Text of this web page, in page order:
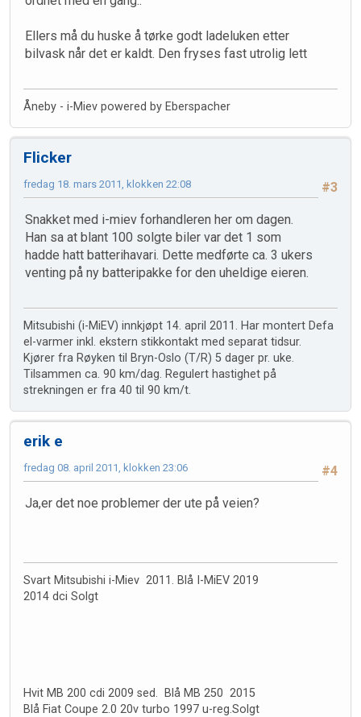
Ellers må du huske å tørke godt ladeluken etter
bilvask når det er kaldt. Den fryses fast utrolig lett
Åneby - i-Miev powered by Eberspacher
Flicker
#3
fredag 18. mars 2011, klokken 22:08
Snakket med i-miev forhandleren her om dagen.
Han sa at blant 100 solgte biler var det 1 som
hadde hatt batterihavari. Dette medførte ca. 3 ukers
venting på ny batteripakke for den uheldige eieren.
Mitsubishi (i-MiEV) innkjøpt 14. april 2011. Har montert Defa
el-varmer inkl. ekstern stikkontakt med separat tidsur.
Kjører fra Røyken til Bryn-Oslo (T/R) 5 dager pr. uke.
Tilsammen ca. 90 km/dag. Regulert hastighet på
strekningen er fra 40 til 90 km/t.
erik e
#4
fredag 08. april 2011, klokken 23:06
Ja,er det noe problemer der ute på veien?
Svart Mitsubishi i-Miev 2011. Blå I-MiEV 2019
2014 dci Solgt
Hvit MB 200 cdi 2009 sed. Blå MB 250 2015
Blå Fiat Coupe 2.0 20v turbo 1997 u-reg.Solgt